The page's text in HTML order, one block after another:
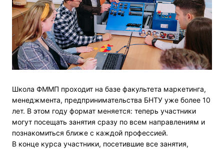
Школа ФММП проходит на базе факультета маркетинга,
менеджмента, предпринимательства БНТУ уже более 10
лет. В этом году формат меняется: теперь участники
могут посещать занятия сразу по всем направлениям и
познакомиться ближе с каждой профессией.
В конце курса участники, посетившие все занятия,